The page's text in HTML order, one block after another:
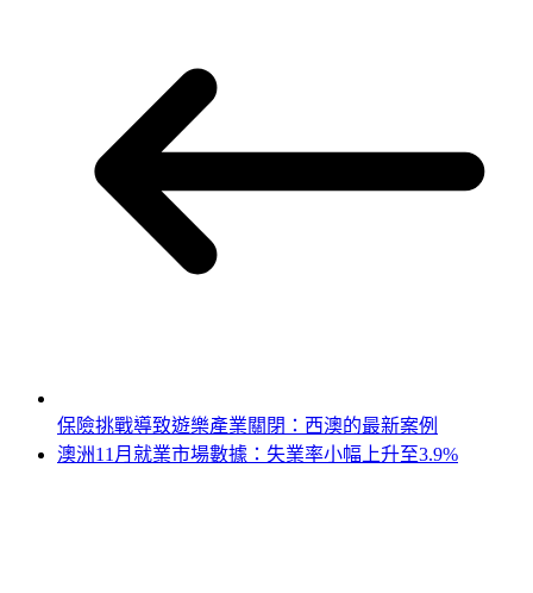
保險挑戰導致遊樂產業關閉：西澳的最新案例
澳洲11月就業市場數據：失業率小幅上升至3.9%